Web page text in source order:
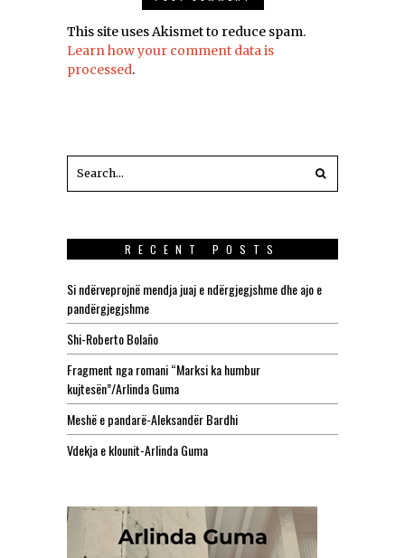
This site uses Akismet to reduce spam.
Learn how your comment data is
processed.
RECENT POSTS
Si ndërveprojnë mendja juaj e ndërgjegjshme dhe ajo e
pandërgjegjshme
Shi-Roberto Bolaño
Fragment nga romani “Marksi ka humbur
kujtesën”/Arlinda Guma
Meshë e pandarë-Aleksandër Bardhi
Vdekja e klounit-Arlinda Guma